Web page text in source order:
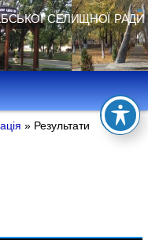
селищної ради
» Результати